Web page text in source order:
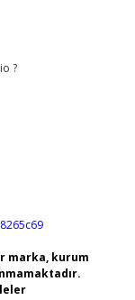
?
marka, kurum